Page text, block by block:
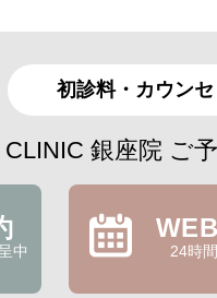
初診料・カウン
CLINIC 銀座院 ご
中 24時